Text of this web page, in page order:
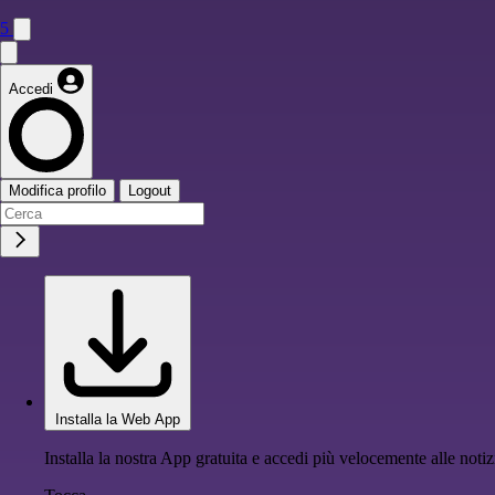
5
Accedi
Modifica profilo Logout
Installa la Web App
Installa la nostra App gratuita e accedi più velocemente alle